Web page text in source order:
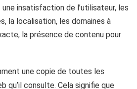
une insatisfaction de l’utilisateur, les
la localisation, les domaines à
la présence de contenu pour
une copie de toutes les
qu’il consulte. Cela signifie que